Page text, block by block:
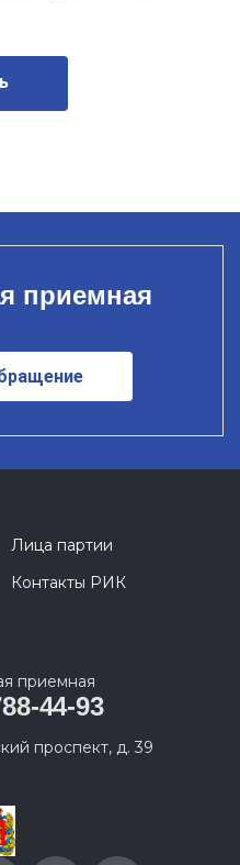
приемная
Лица партии
Контакты РИК
приемная
44-93
проспект, д. 39